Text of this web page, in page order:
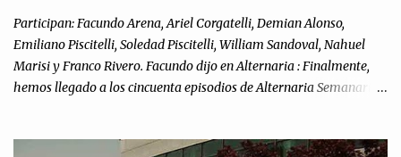
Participan: Facundo Arena, Ariel Corgatelli, Demian Alonso,
Emiliano Piscitelli, Soledad Piscitelli, William Sandoval, Nahuel
Marisi y Franco Rivero. Facundo dijo en Alternaria : Finalmente,
hemos llegado a los cincuenta episodios de Alternaria Semanario.
nuestra propia óptica: un punto de vista independiente e